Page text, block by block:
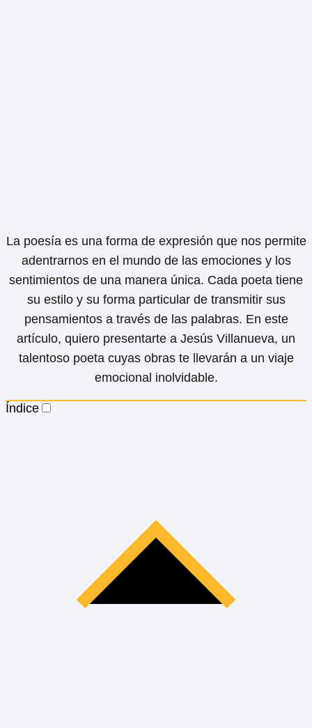
La poesía es una forma de expresión que nos permite
adentrarnos en el mundo de las emociones y los
sentimientos de una manera única. Cada poeta tiene
su estilo y su forma particular de transmitir sus
pensamientos a través de las palabras. En este
artículo, quiero presentarte a Jesús Villanueva, un
talentoso poeta cuyas obras te llevarán a un viaje
emocional inolvidable.
Índice